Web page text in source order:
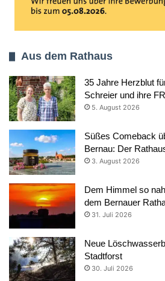
Aus dem Rathaus
35 Jahre Herzblut
Schreier und ihre
5. August 2026
Süßes Comeback
Bernau: Der
3. August 2026
Dem Himmel so
dem Bernauer
31. Juli 2026
Neue
Stadtforst
30. Juli 2026